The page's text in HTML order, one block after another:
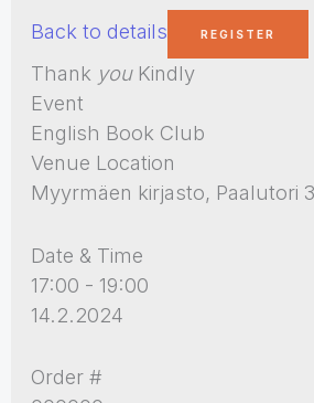
Back to details
Thank youKindly
Event
English Book Club
Venue Location
Myyrmäen kirjasto, Paalutori
Date & Time
17:00 - 19:00
14.2.2024
Order #